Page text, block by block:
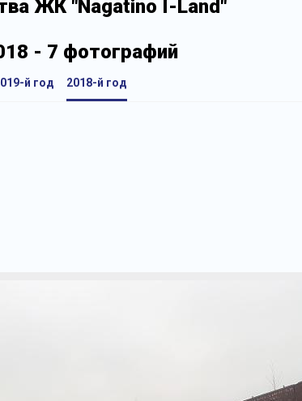
ЖК "Nagatino I-Land"
- 7 фотографий
й год 2018-й год